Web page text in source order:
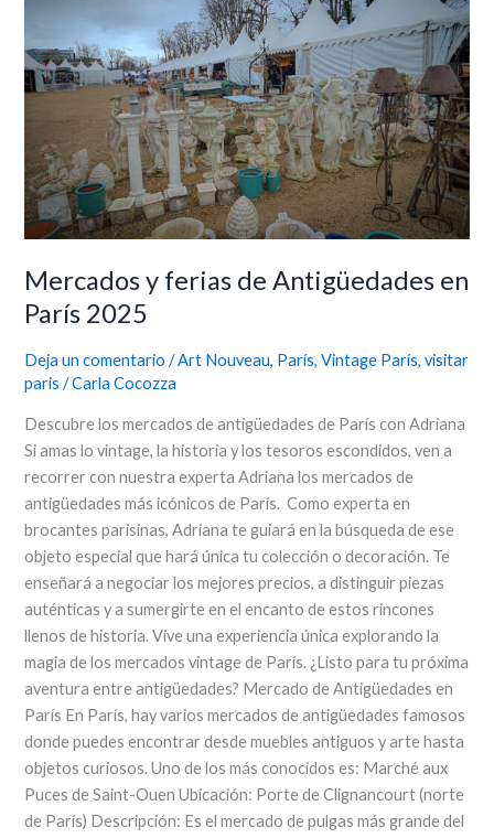
Mercados y ferias de Antigüedades en
París 2025
Deja un comentario /Art Nouveau, París,Vintage París,visitar
paris /Carla Cocozza
Descubre los mercados de antigüedades de París con Adriana
Si amas lo vintage, la historia y los tesoros escondidos, ven a
recorrer con nuestra experta Adriana los mercados de
antigüedades más icónicos de París. Como experta en
brocantes parisinas, Adriana te guiará en la búsqueda de ese
objeto especial que hará única tu colección o decoración. Te
enseñará a negociar los mejores precios, a distinguir piezas
auténticas y a sumergirte en el encanto de estos rincones
llenos de historia. Vive una experiencia única explorando la
magia de los mercados vintage de París. ¿Listo para tu próxima
aventura entre antigüedades? Mercado de Antigüedades en
París En París, hay varios mercados de antigüedades famosos
donde puedes encontrar desde muebles antiguos y arte hasta
objetos curiosos. Uno de los más conocidos es: Marché aux
Puces de Saint-Ouen Ubicación: Porte de Clignancourt (norte
de París) Descripción: Es el mercado de pulgas más grande del
Antigüedades
en
París
2025